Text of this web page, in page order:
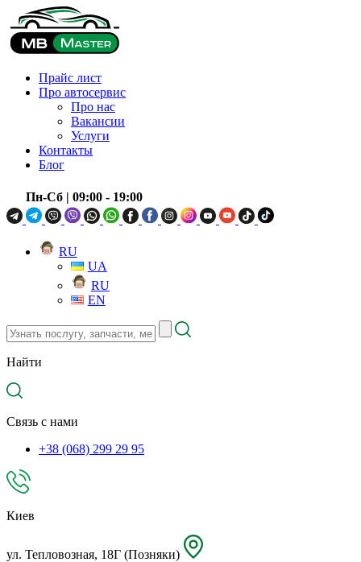
Прайс лист
Про автосервис
Про нас
Вакансии
Услуги
Контакты
Блог
Пн-Сб | 09:00 - 19:00
RU
UA
RU
EN
Узнать
послугу,
запчасти,
местоположение
Найти
Связь с нами
+38 (068) 299 29 95
Киев
ул. Тепловозная, 18Г (Позняки)